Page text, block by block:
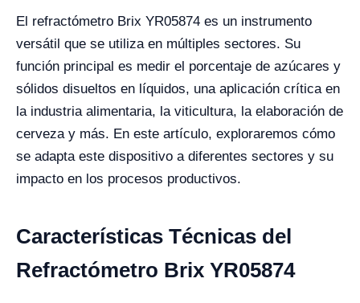
El refractómetro Brix YR05874 es un instrumento
versátil que se utiliza en múltiples sectores. Su
función principal es medir el porcentaje de azúcares y
sólidos disueltos en líquidos, una aplicación crítica en
la industria alimentaria, la viticultura, la elaboración de
cerveza y más. En este artículo, exploraremos cómo
se adapta este dispositivo a diferentes sectores y su
impacto en los procesos productivos.
Características Técnicas del
Refractómetro Brix YR05874